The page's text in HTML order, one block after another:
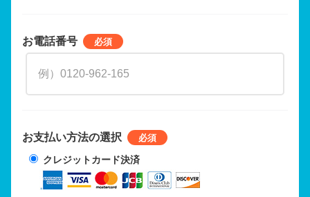
お電話番号
お支払い方法の選択
クレジットカード決済